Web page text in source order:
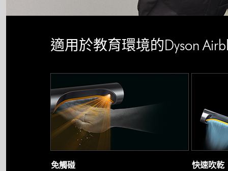
適用於教育環境的Dyson
免觸碰 快速吹乾